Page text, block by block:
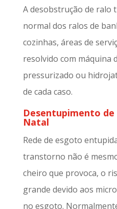
A desobstrução de ralo
normal dos ralos de
cozinhas, áreas de
resolvido com máquina
pressurizado ou
de cada caso.
Desentupimento
Natal
Rede de esgoto
transtorno não é
cheiro que provoca, o
grande devido aos
no esgoto.